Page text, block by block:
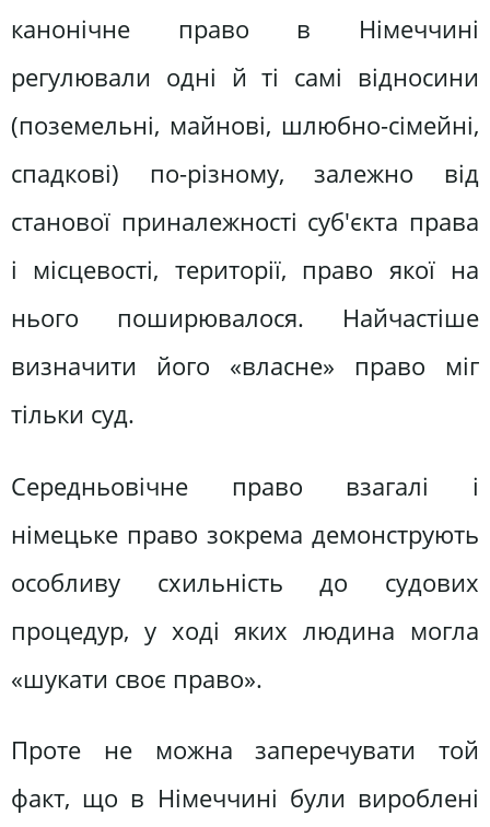
канонічне право в Німеччині
регулювали одні й ті самі відносини
(поземельні, майнові, шлюбно-сімейні,
спадкові) по-різному, залежно від
станової приналежності суб'єкта права
і місцевості, території, право якої на
нього поширювалося. Найчастіше
визначити його «власне» право міг
тільки суд.
Середньовічне право взагалі і
німецьке право зокрема демонструють
особливу схильність до судових
процедур, у ході яких людина могла
«шукати своє право».
Проте не можна заперечувати той
факт, що в Німеччині були вироблені